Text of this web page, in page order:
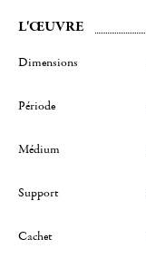
L'ŒUVRE
Dimensions
Période
Médium
Support
Cachet